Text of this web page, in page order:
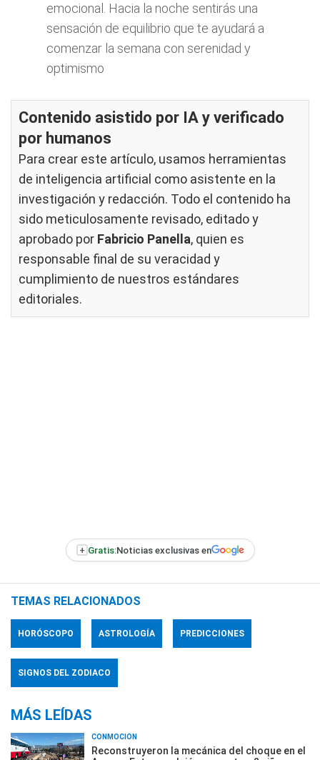
emocional. Hacia la noche sentirás una
sensación de equilibrio que te ayudará a
comenzar la semana con serenidad y
optimismo
Contenido asistido por IA y verificado
por humanos
Para crear este artículo, usamos herramientas
de inteligencia artificial como asistente en la
investigación y redacción. Todo el contenido ha
sido meticulosamente revisado, editado y
aprobado por Fabricio Panella, quien es
responsable final de su veracidad y
cumplimiento de nuestros estándares
editoriales.
+ Gratis:Noticias exclusivas en
TEMAS RELACIONADOS
HORÓSCOPO ASTROLOGÍA PREDICCIONES
SIGNOS DEL ZODIACO
MÁS LEÍDAS
CONMOCIÓN
Reconstruyeron la mecánica del choque en el